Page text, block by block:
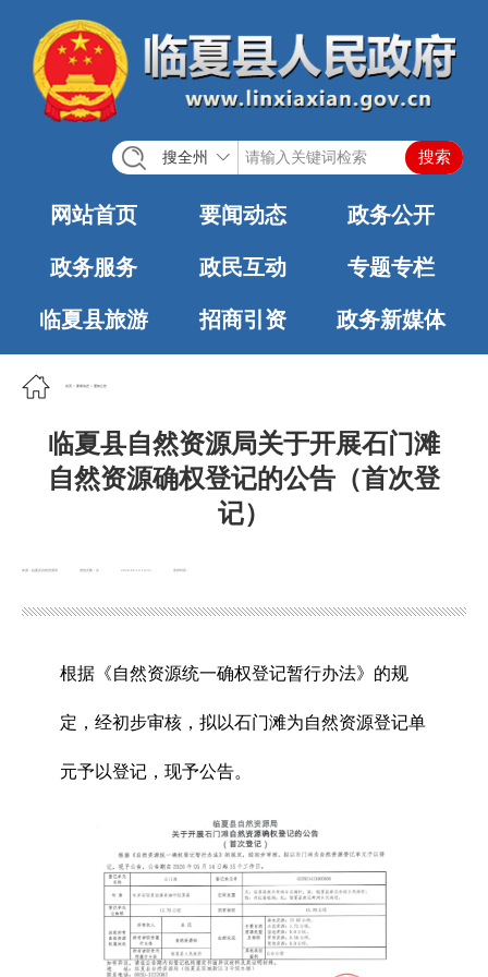
搜全州
网站首页 要闻动态 政务公开
政务服务 政民互动 专题专栏
临夏县旅游 招商引资 政务新媒体
首页 要闻动态 通知公告
临夏县自然资源局关于开展石门滩
自然资源确权登记的公告（首次登
记）
来源：临夏县自然资源局 浏览次数： 发布时间：
2026-05-14 10:32
根据《自然资源统一确权登记暂行办法》的规
定，经初步审核，拟以石门滩为自然资源登记单
元予以登记，现予公告。